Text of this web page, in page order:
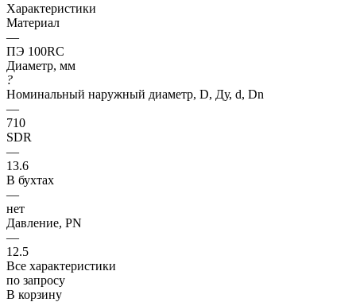
Характеристики
Материал
—
ПЭ 100RC
Диаметр, мм
?
Номинальный наружный диаметр, D, Ду, d, Dn
—
710
SDR
—
13.6
В бухтах
—
нет
Давление, PN
—
12.5
Все характеристики
по запросу
В корзину